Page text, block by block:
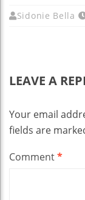
Sidonie Bella
LEAVE A
Your email
fields are
Comment*